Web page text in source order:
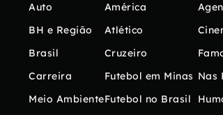
Auto
BH e Região
Brasil
Carreira
Meio Ambiente
América
Atlético
Cruzeiro
Futebol em Minas
Futebol no Brasil
Nas